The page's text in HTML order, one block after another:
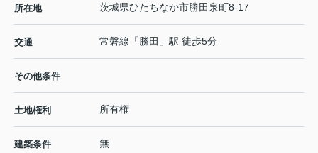
所在地 茨城県ひたちなか市勝田泉町8-17
交通 常磐線 「 勝田 」駅 徒歩5分
その他条件
土地権利 所有権
建築条件 無